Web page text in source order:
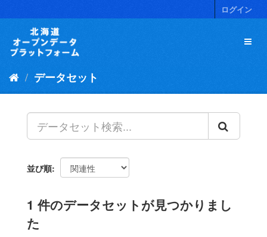
キ
ログイン
データセット
並び順
1 件のデータセットが見つかりまし
た